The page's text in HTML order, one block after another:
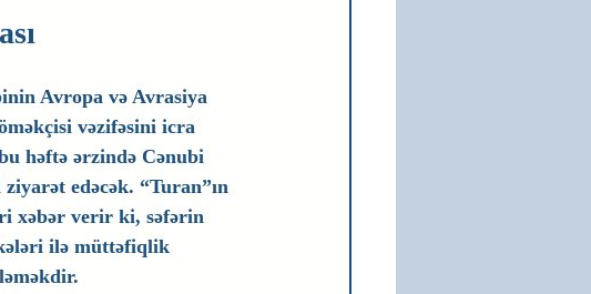
Avropa və Avrasiya
vəzifəsini icra
həftə ərzində Cənubi
edəcək. “Turan”ın
xəbər verir ki, səfərin
ilə müttəfiqlik